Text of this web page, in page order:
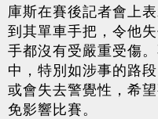
庫斯在賽後記者會上
到其單車手把，令他
手都沒有受嚴重受傷
中，特別如涉事的路
或會失去警覺性，希
免影響比賽。